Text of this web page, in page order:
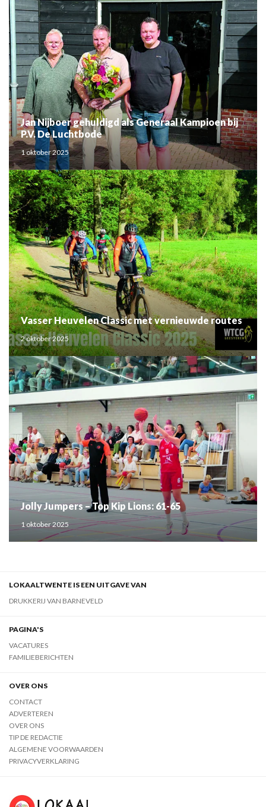
Jan Nijboer gehuldigd als Generaal Kampioen bij
P.V. De Luchtbode
1 oktober 2025
Vasser Heuvelen Classic met vernieuwde routes
2 oktober 2025
Jolly Jumpers – Top Kip Lions: 61-65
1 oktober 2025
LOKAALTWENTE IS EEN UITGAVE VAN
DRUKKERIJ VAN BARNEVELD
PAGINA'S
VACATURES
FAMILIEBERICHTEN
OVER ONS
CONTACT
ADVERTEREN
OVER ONS
TIP DE REDACTIE
ALGEMENE VOORWAARDEN
PRIVACYVERKLARING